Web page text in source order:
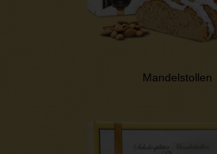
Mandelstollen